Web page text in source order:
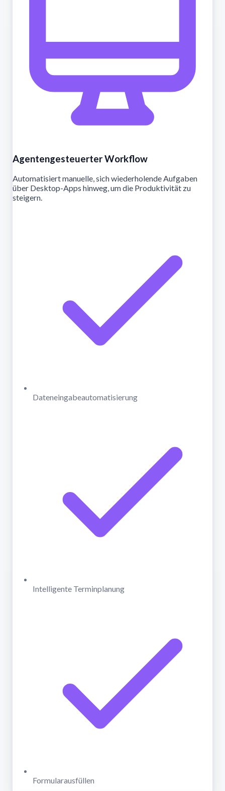
Agentengesteuerter Workflow
Automatisiert manuelle, sich wiederholende Aufgaben
über Desktop-Apps hinweg, um die Produktivität zu
steigern.
Dateneingabeautomatisierung
Intelligente Terminplanung
Formularausfüllen